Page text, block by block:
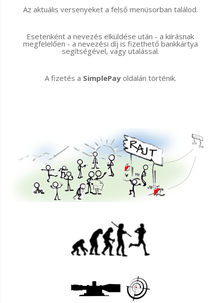
Az aktuális versenyeket a felső menüsorban találod.
Esetenként a nevezés elküldése után - a kiírásnak
megfelelően - a nevezési díj is fizethető bankkártya
segítségével, vagy utalással.
A fizetés a SimplePayoldalán történik.